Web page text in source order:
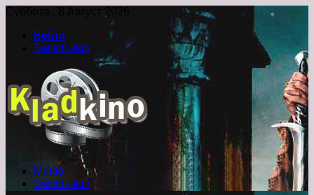
Суббота , 8 Август 2026
Войти
Switch skin
Меню
Switch skin